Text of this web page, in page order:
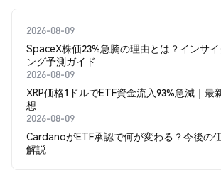
2026-08-09
SpaceX株価23%急騰の理由とは？インサ
ング予測ガイド
2026-08-09
XRP価格1ドルでETF資金流入93%急減｜最
想
2026-08-09
CardanoがETF承認で何が変わる？今後の
解説